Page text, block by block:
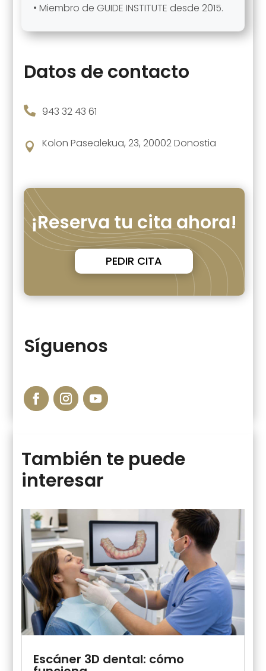
• Miembro de GUIDE INSTITUTE desde 2015.
Datos de contacto
 943 32 43 61
 Kolon Pasealekua, 23, 20002 Donostia
¡Reserva tu cita ahora!
PEDIR CITA
Síguenos
También te puede
interesar
Escáner 3D dental: cómo